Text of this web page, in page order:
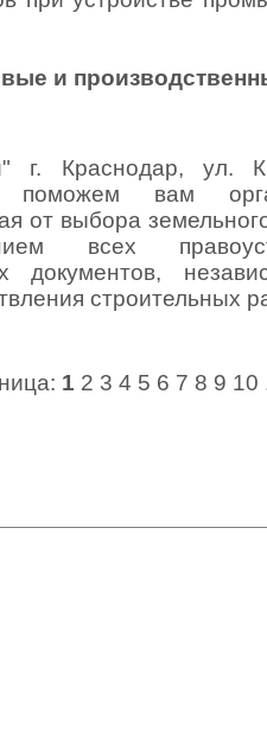
и
Краснодар, ул.
поможем вам
от выбора
всех
документов,
строительных
1 2 3 4 5 6 7 8 9 10